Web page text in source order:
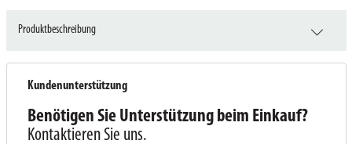
Produktbeschreibung
Kundenunterstützung
Benötigen Sie Unterstützung beim Einkauf?
Kontaktieren Sie uns.